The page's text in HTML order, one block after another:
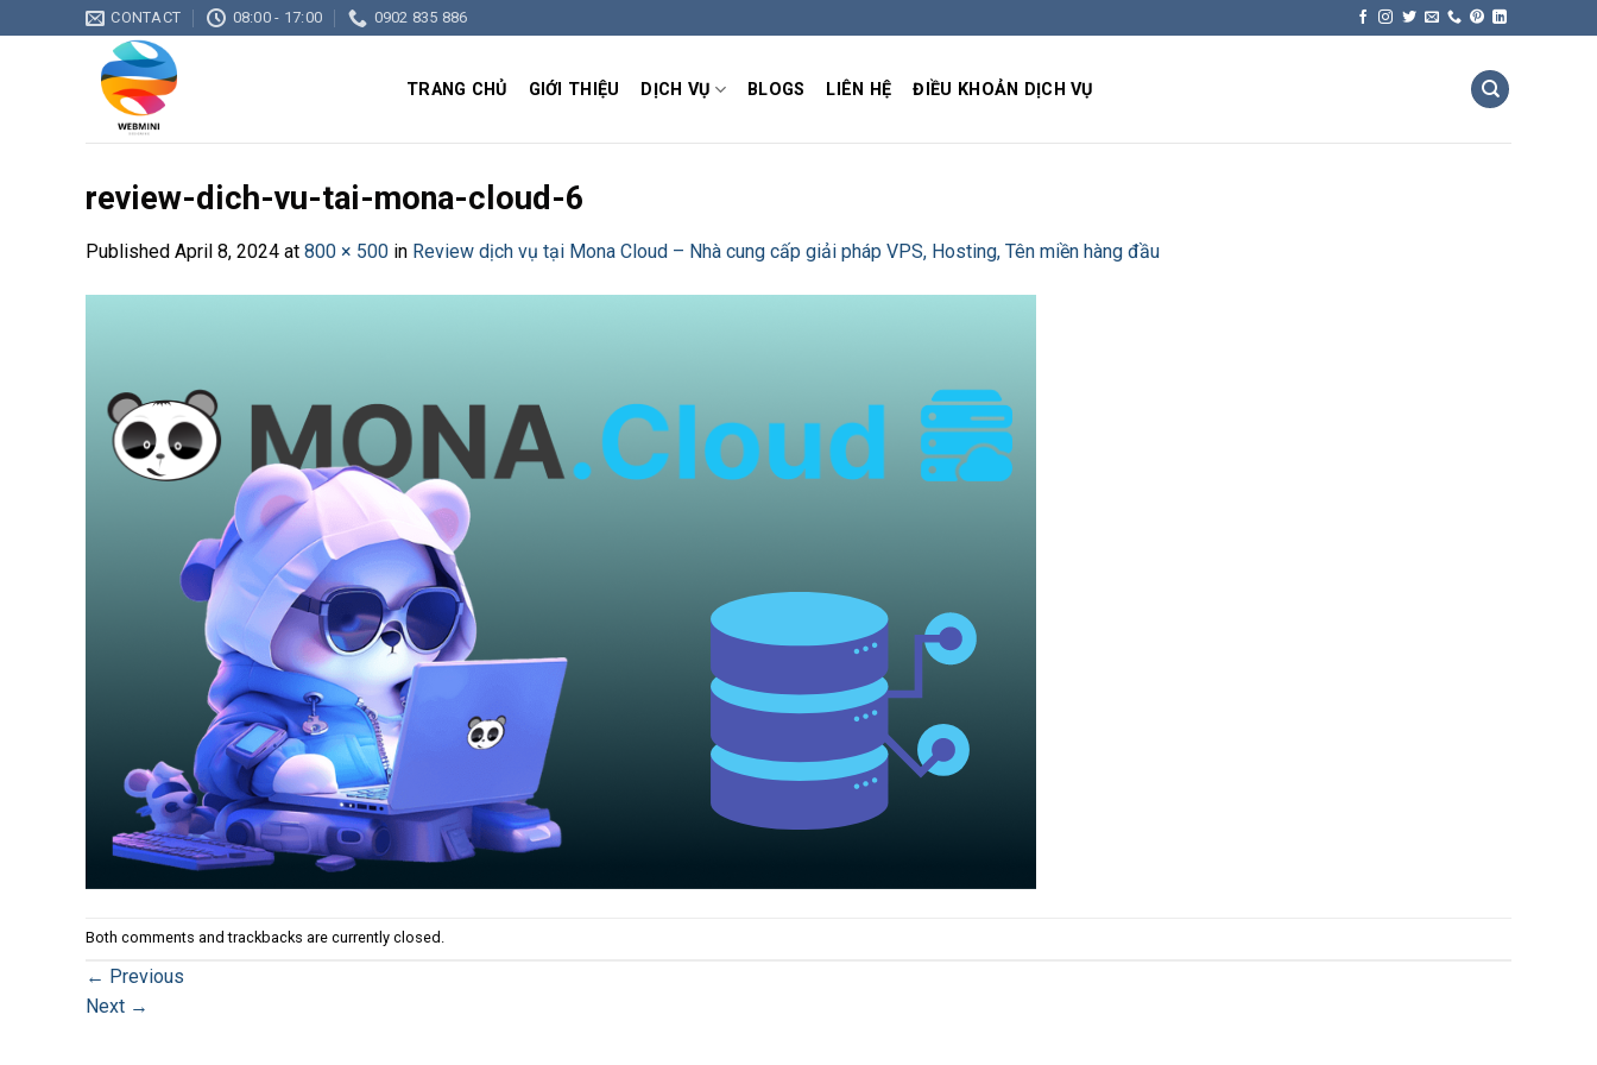
CONTACT 08:00 - 17:00 0902 835 886
TRANG CHỦ GIỚI THIỆU DỊCH VỤ BLOGS LIÊN HỆ ĐIỀU KHOẢN DỊCH VỤ
review-dich-vu-tai-mona-cloud-6
Published April 8, 2024 at 800 × 500 in Review dịch vụ tại Mona Cloud – Nhà cung cấp giải pháp VPS, Hosting, Tên miền hàng đầu
Both comments and trackbacks are currently closed.
← Previous
Next →